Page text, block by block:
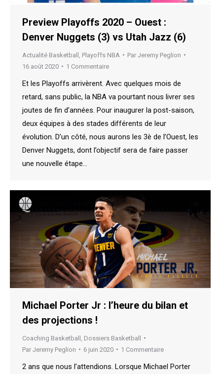
Preview Playoffs 2020 – Ouest :
Denver Nuggets (3) vs Utah Jazz (6)
Actualité Basketball Playoffs NBA Par Jeremy Peglion
16 août 2020
1 Commentaire
Et les Playoffs arrivèrent. Avec quelques mois de
retard, sans public, la NBA va pourtant nous livrer ses
joutes de fin d’années. Pour inaugurer la post-saison,
deux équipes à des stades différents de leur
évolution. D’un côté, nous aurons les 3è de l’Ouest, les
Denver Nuggets, dont l’objectif sera de faire passer
une nouvelle étape…
Michael Porter Jr : l’heure du bilan et
des projections !
Coaching Basketball
Dossiers Basketball
Par Jeremy Peglion 6 juin 2020 1 Commentaire
2 ans que nous l’attendions. Lorsque Michael Porter